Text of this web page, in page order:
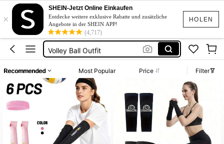
HOLEN
×
SHEIN-Jetzt Online Einkaufen
Entdecke weitere exklusive Rabatte und zusätzliche
Angebote in der SHEIN APP!
(4,717)
Volleyball Knieschoner
Volleyball Zubehör
Volleyball Set
Volley Ball Outfit
Volleyball Knieschoner
Volleyball Zubehör
Recommended Most Popular Price Filter